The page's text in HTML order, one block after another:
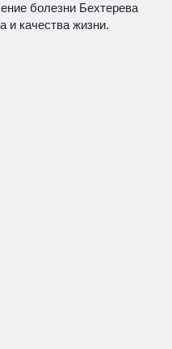
болезни Бехтерева
и качества жизни.